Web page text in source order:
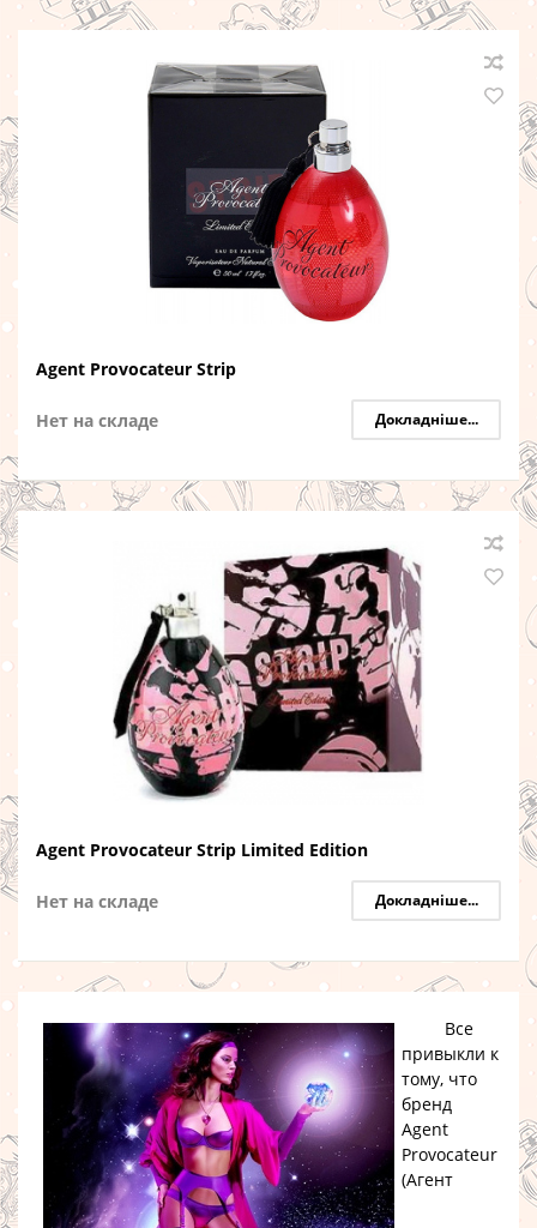
Agent Provocateur Strip
Нет на складе Докладніше...
Agent Provocateur Strip Limited Edition
Нет на складе Докладніше...
Все
привыкли к
тому, что
бренд
Agent
Provocateur
(Агент